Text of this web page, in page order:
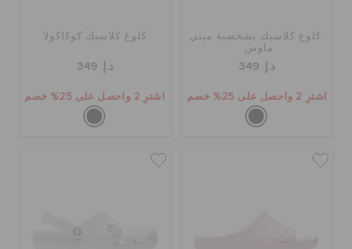
كلوغ كلاسيك بشخصية ميني
ماوس
د.إ. 349
اشترِ 2 واحصل على 25% خصم
كلوغ كلاسيك كوكاكولا
د.إ. 349
اشترِ 2 واحصل على 25% خصم